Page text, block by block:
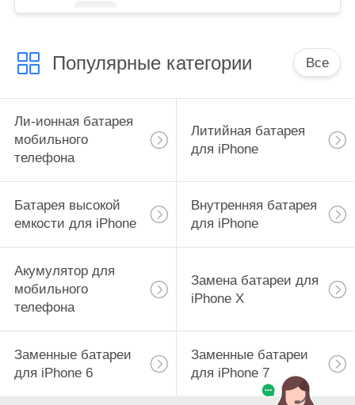
Популярные категории Все
Ли-ионная батарея
мобильного
телефона
Литийная батарея
для iPhone
Батарея высокой
емкости для iPhone
Внутренняя батарея
для iPhone
Акумулятор для
мобильного
телефона
Замена батареи для
iPhone X
Заменные батареи
для iPhone 6
Заменные батареи
для iPhone 7